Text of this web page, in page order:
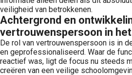
veiligheid van betrokkenen.
Achtergrond en
vertrouwenspersoon in
De rol van vertrouwenspersoon is in
en geprofessionaliseerd. Waar de
reactief was, ligt de focus nu steeds
creëren van een veilige